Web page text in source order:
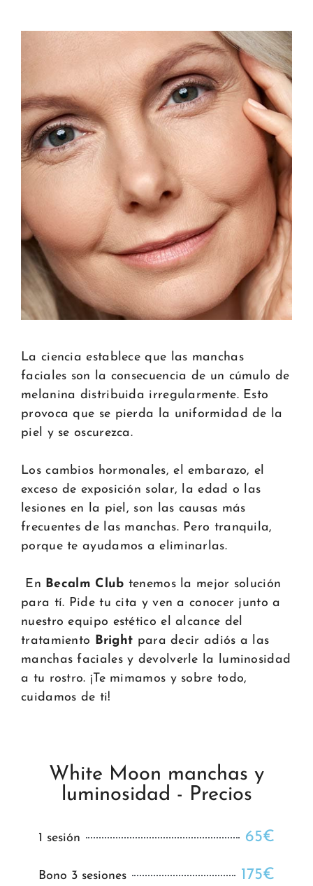
La ciencia establece que las manchas
faciales son la consecuencia de un cúmulo de
melanina distribuida irregularmente. Esto
provoca que se pierda la uniformidad de la
piel y se oscurezca.
Los cambios hormonales, el embarazo, el
exceso de exposición solar, la edad o las
lesiones en la piel, son las causas más
frecuentes de las manchas. Pero tranquila,
porque te ayudamos a eliminarlas.
En Becalm Club tenemos la mejor solución
para tí. Pide tu cita y ven a conocer junto a
nuestro equipo estético el alcance del
tratamiento Bright para decir adiós a las
manchas faciales y devolverle la luminosidad
a tu rostro. ¡Te mimamos y sobre todo,
cuidamos de ti!
White Moon manchas y
luminosidad - Precios
1 sesión 65€
Bono 3 sesiones 175€